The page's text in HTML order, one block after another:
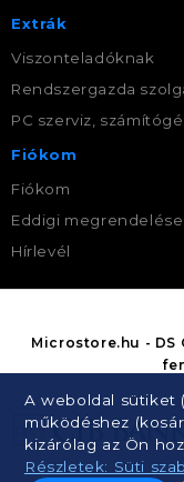
Extrák
Viszonteladóknak
Rendszergazda
PC szerviz,
Fiókom
Fiókom
Eddigi
Hírlevél
A weboldal sütiket
működéshez
kizárólag az Ön
Részletek: Süti
Microstore.hu - DS